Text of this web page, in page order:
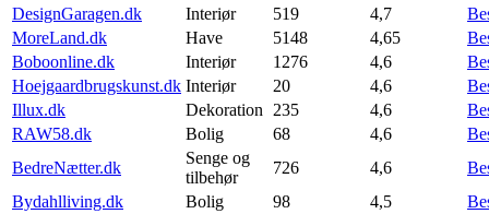
DesignGaragen.dk
Interiør 519 4,7
MoreLand.dk
Have 5148 4,65
Boboonline.dk
Interiør 1276 4,6
Hoejgaardbrugskunst.dk Interiør 20 4,6
Illux.dk
Dekoration 235 4,6
RAW58.dk
Bolig 68 4,6
BedreNætter.dk
Senge og
tilbehør
726 4,6
Bydahlliving.dk
Bolig 98 4,5